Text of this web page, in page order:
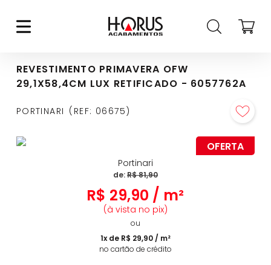
REVESTIMENTO PRIMAVERA OFW
29,1X58,4CM LUX RETIFICADO - 6057762A
PORTINARI REF: 06675
OFERTA
Portinari
de:R$81,90
R$ 29,90 / m²
(à vista no pix)
ou
1x de R$ 29,90 / m²
no cartão de crédito